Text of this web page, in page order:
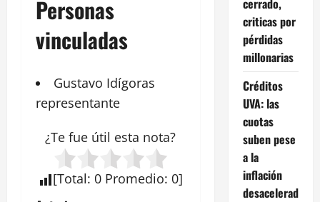
Personas
vinculadas
Gustavo Idígoras
representante
¿Te fue útil esta nota?
[Total: 0 Promedio: 0]
criticas por
pérdidas
millonarias
Créditos
UVA: las
cuotas
suben pese
a la
inflación
desacelerad